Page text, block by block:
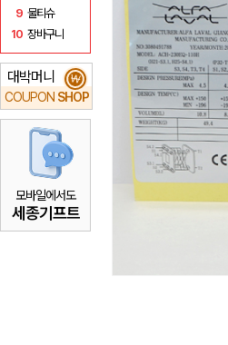
9 물티슈
10 장바구니
대박머니
COUPON SHOP
₩
모바일에서도
세종기프트